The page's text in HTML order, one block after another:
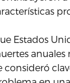
Estados
anuales
consideró